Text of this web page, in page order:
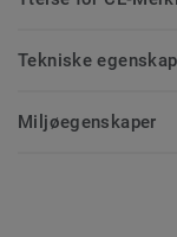
Tekniske
Miljøegenskaper